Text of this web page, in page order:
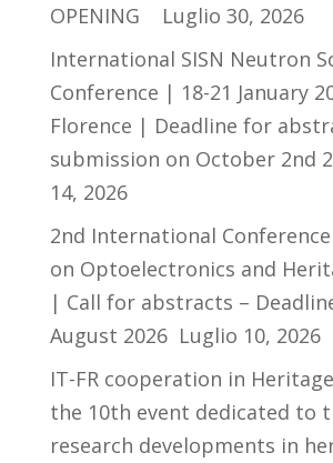
OPENING
Luglio 30, 2026
International SISN Neutron
Conference | 18-21 January
Florence | Deadline for
submission on October 2nd
14, 2026
2nd International Conference
on Optoelectronics and
| Call for abstracts –
August 2026 Luglio 10, 2026
IT-FR cooperation in
the 10th event dedicated to
research developments in